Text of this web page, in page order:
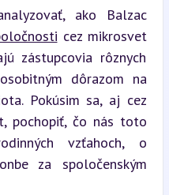
ako Balzac
cez mikrosvet
zástupcovia rôznych
dôrazom na
Pokúsim sa, aj cez
pochopiť, čo nás toto
vzťahoch, o
za spoločenským